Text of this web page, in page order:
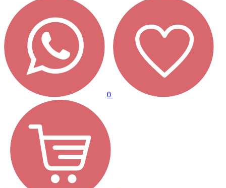
0